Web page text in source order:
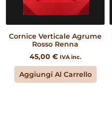
Cornice Verticale Agrume
Rosso Renna
45,00 € IVA inc.
Aggiungi Al Carrello